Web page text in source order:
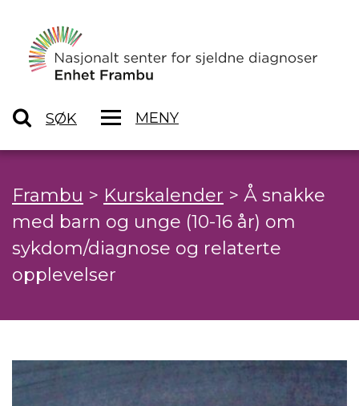
SØK MENY
Frambu > Kurskalender > Å snakke
med barn og unge (10-16 år) om
sykdom/diagnose og relaterte
opplevelser